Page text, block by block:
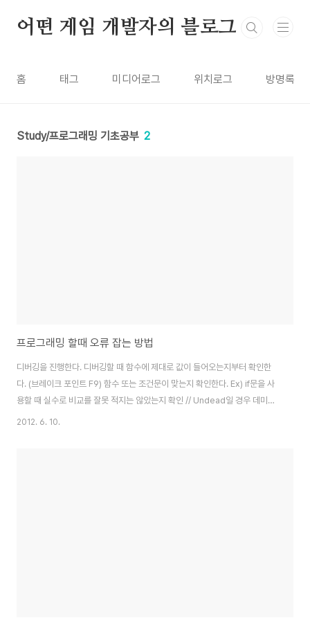
어떤 게임 개발자의 블로그
홈 태그 미디어로그 위치로그 방명록
Study/프로그래밍 기초공부 2
프로그래밍 할때 오류 잡는 방법
디버깅을 진행한다. 디버깅할 때 함수에 제대로 값이 들어오는지부터 확인한
다. (브레이크 포인트 F9) 함수 또는 조건문이 맞는지 확인한다. Ex) if문을 사
용할 때 실수로 비교를 잘못 적지는 않았는지 확인 // Undead일 경우 데미지
2배 if(monsterType == eType.Undead) { ApplyDamage(Damage
2012. 6. 10.